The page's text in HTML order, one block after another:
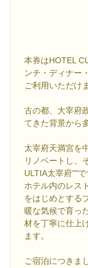
本券はHOTEL
ンチ・ディナー
ご利用いただけ
古の都、大宰府
てきた背景から
太宰府天満宮を
リノベートし、
ULTIA太宰府""で
ホテル内のレス
をはじめとする
暖な気候で育っ
材を丁寧に仕上
ます。
ご宿泊につきま